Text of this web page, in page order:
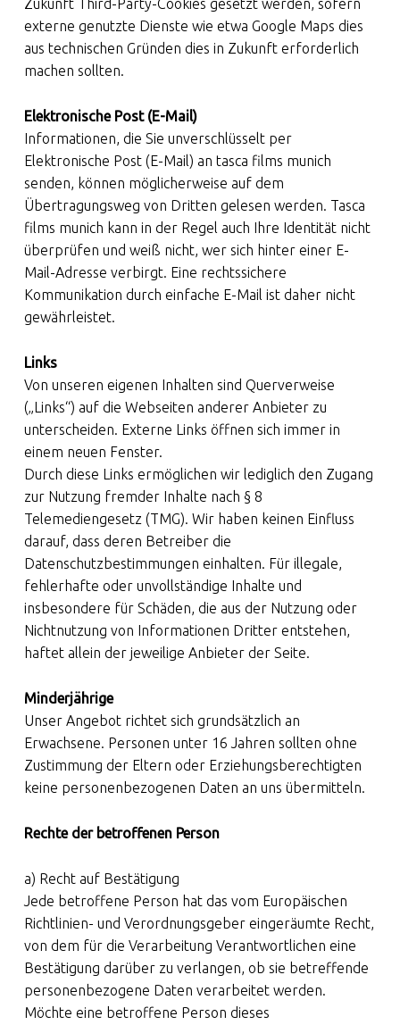
Zukunft Third-Party-Cookies gesetzt werden, sofern
externe genutzte Dienste wie etwa Google Maps dies
aus technischen Gründen dies in Zukunft erforderlich
machen sollten.
Elektronische Post (E-Mail)
Informationen, die Sie unverschlüsselt per
Elektronische Post (E-Mail) an tasca films munich
senden, können möglicherweise auf dem
Übertragungsweg von Dritten gelesen werden. Tasca
films munich kann in der Regel auch Ihre Identität nicht
überprüfen und weiß nicht, wer sich hinter einer E-
Mail-Adresse verbirgt. Eine rechtssichere
Kommunikation durch einfache E-Mail ist daher nicht
gewährleistet.
Links
Von unseren eigenen Inhalten sind Querverweise
(„Links“) auf die Webseiten anderer Anbieter zu
unterscheiden. Externe Links öffnen sich immer in
einem neuen Fenster.
Durch diese Links ermöglichen wir lediglich den Zugang
zur Nutzung fremder Inhalte nach § 8
Telemediengesetz (TMG). Wir haben keinen Einfluss
darauf, dass deren Betreiber die
Datenschutzbestimmungen einhalten. Für illegale,
fehlerhafte oder unvollständige Inhalte und
insbesondere für Schäden, die aus der Nutzung oder
Nichtnutzung von Informationen Dritter entstehen,
haftet allein der jeweilige Anbieter der Seite.
Minderjährige
Unser Angebot richtet sich grundsätzlich an
Erwachsene. Personen unter 16 Jahren sollten ohne
Zustimmung der Eltern oder Erziehungsberechtigten
keine personenbezogenen Daten an uns übermitteln.
Rechte der betroffenen Person
a) Recht auf Bestätigung
Jede betroffene Person hat das vom Europäischen
Richtlinien- und Verordnungsgeber eingeräumte Recht,
von dem für die Verarbeitung Verantwortlichen eine
Bestätigung darüber zu verlangen, ob sie betreffende
personenbezogene Daten verarbeitet werden.
Möchte eine betroffene Person dieses